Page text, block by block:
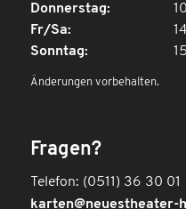
Donnerstag:
Fr/Sa:
Sonntag:
Änderungen vorbehalten.
Fragen?
Telefon: (0511) 36 30 01
karten@neuestheater-